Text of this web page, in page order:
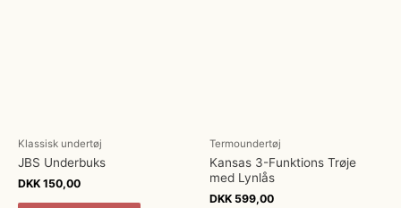
Klassisk undertøj
JBS Underbuks
DKK 150,00
Termoundertøj
Kansas 3-Funktions Trøje
med Lynlås
DKK 599,00